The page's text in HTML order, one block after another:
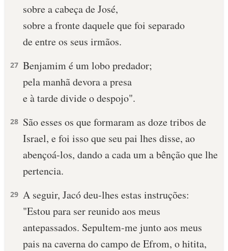
sobre a cabeça de José,
sobre a fronte daquele que foi separado
de entre os seus irmãos.
27 Benjamim é um lobo predador;
pela manhã devora a presa
e à tarde divide o despojo".
28 São esses os que formaram as doze tri­bos de
Israel, e foi isso que seu pai lhes disse, ao
abençoá-los, dando a cada um a bênção que lhe
pertencia.
29 A seguir, Jacó deu-lhes estas instruções:
"Estou para ser reunido aos meus
antepassados. Sepultem-me junto aos meus
pais na caverna do campo de Efrom, o hitita,